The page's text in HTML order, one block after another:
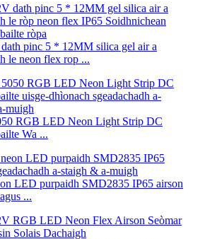
pinc 5 * 12MM silica gel air a
le neon flex rop ...
RGB LED Neon Light Strip DC
Wa ...
LED purpaidh SMD2835 IP65 airson
...